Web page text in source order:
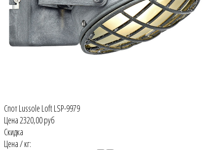
Спот Lussole Loft LSP-9979
Цена 2320,00 руб
Скидка
Цена / кг: